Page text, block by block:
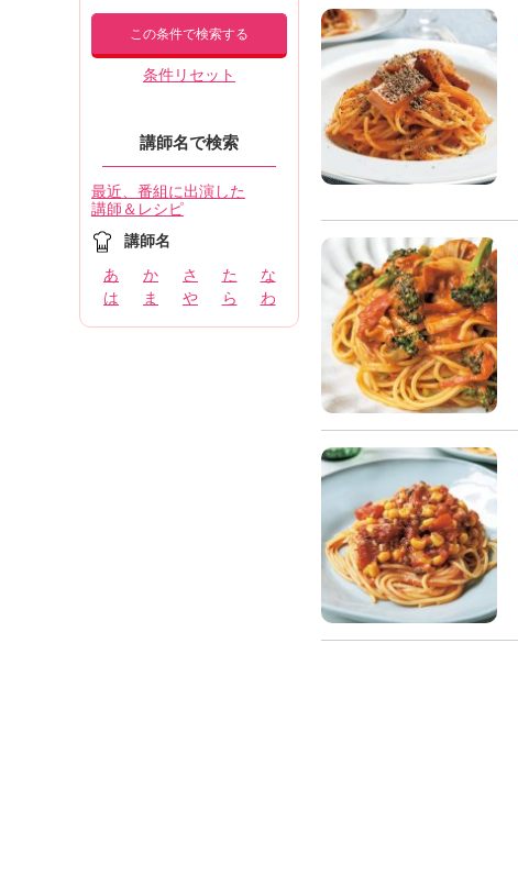
この条件で検索する
条件リセット
講師名で検索
最近、番組に出演した
講師＆レシピ
講師名
あ か さ た
な
は
ま や ら わ